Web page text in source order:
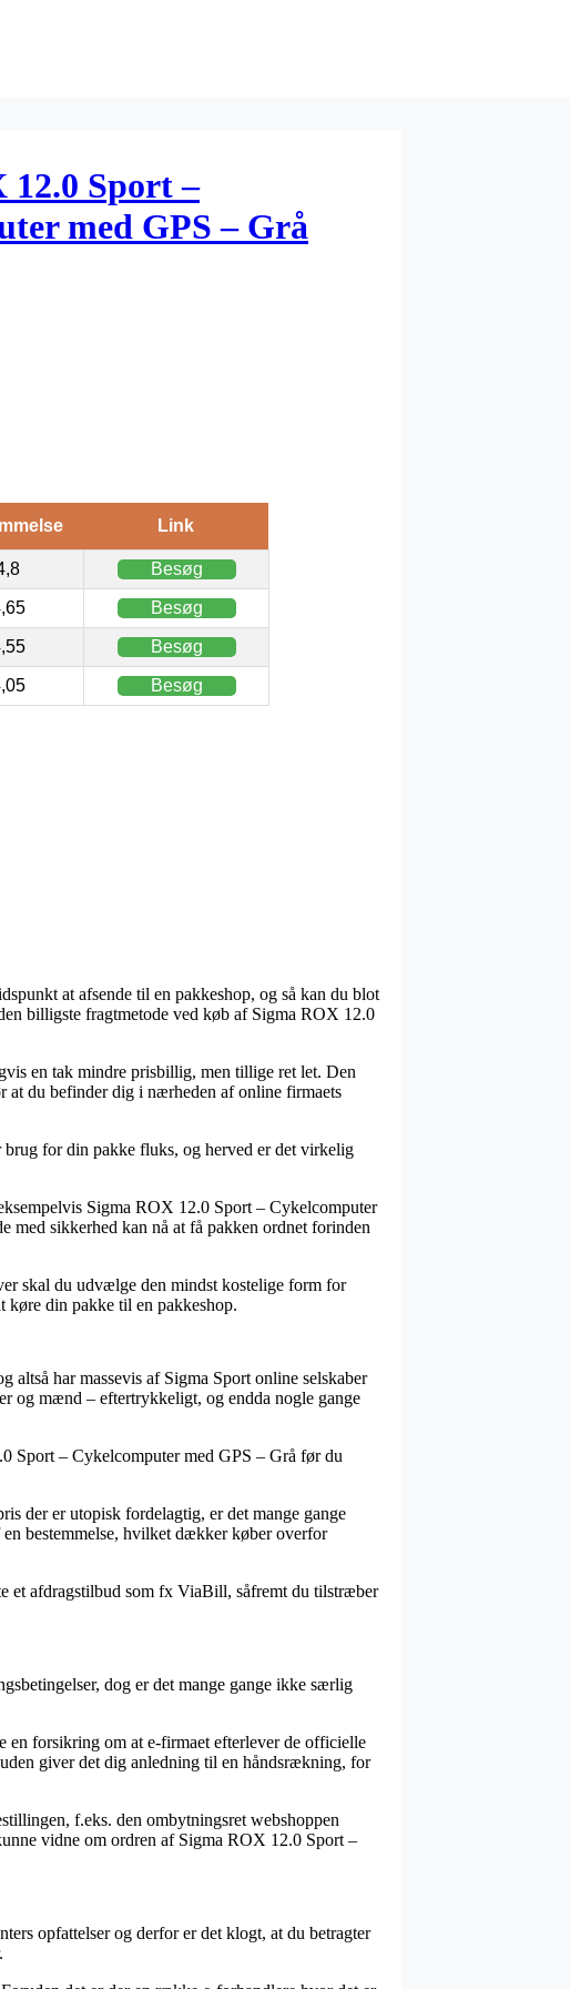
12.0 Sport –
med GPS – Grå
Link
Besøg
Besøg
Besøg
Besøg
at afsende til en pakkeshop, og så kan du blot
billigste fragtmetode ved køb af Sigma ROX 12.0
en tak mindre prisbillig, men tillige ret let. Den
at du befinder dig i nærheden af online firmaets
for din pakke fluks, og herved er det virkelig
Sigma ROX 12.0 Sport – Cykelcomputer
sikkerhed kan nå at få pakken ordnet forinden
skal du udvælge den mindst kostelige form for
din pakke til en pakkeshop.
altså har massevis af Sigma Sport online selskaber
og mænd – eftertrykkeligt, og endda nogle gange
Sport – Cykelcomputer med GPS – Grå før du
der er utopisk fordelagtig, er det mange gange
bestemmelse, hvilket dækker køber overfor
et afdragstilbud som fx ViaBill, såfremt du tilstræber
dog er det mange gange ikke særlig
forsikring om at e-firmaet efterlever de officielle
giver det dig anledning til en håndsrækning, for
f.eks. den ombytningsret webshoppen
vidne om ordren af Sigma ROX 12.0 Sport –
opfattelser og derfor er det klogt, at du betragter